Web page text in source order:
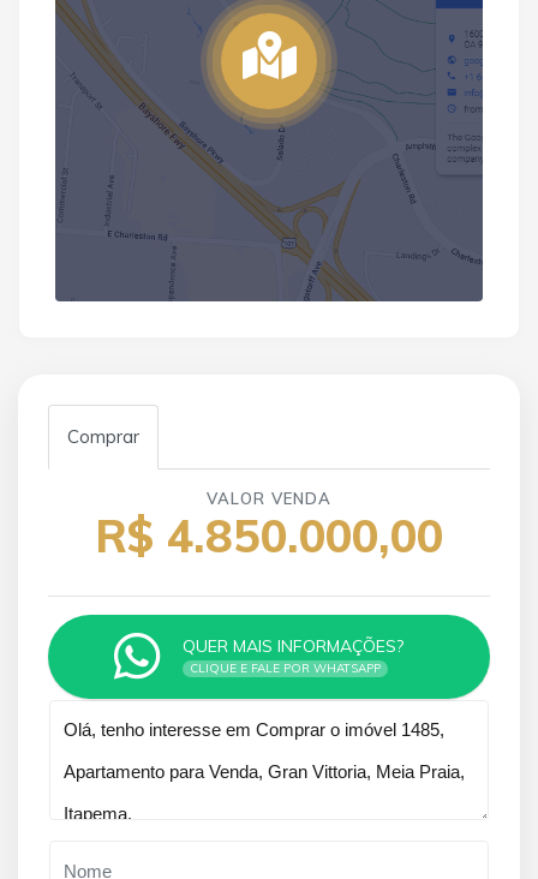
Comprar
VALOR VENDA
R$ 4.850.000,00
QUER MAIS INFORMAÇÕES?
CLIQUE E FALE POR WHATSAPP